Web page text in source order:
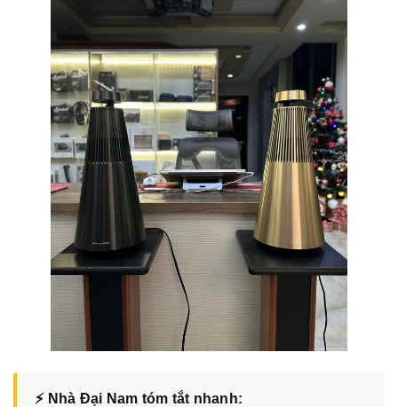
⚡ Nhà Đại Nam tóm tắt nhanh: